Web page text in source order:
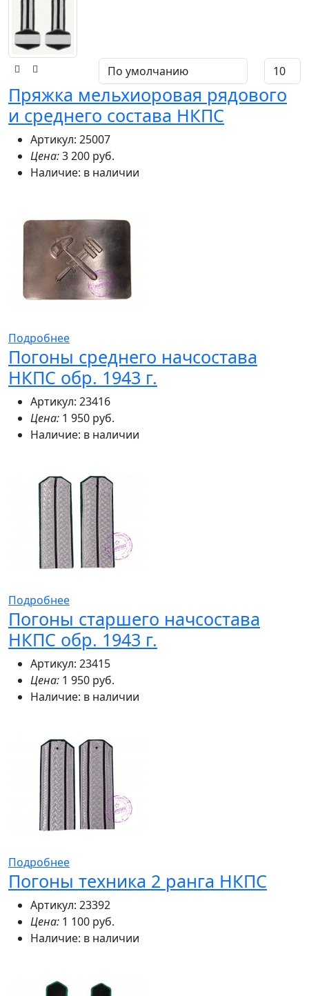
Пряжка мельхиоровая рядового
и среднего состава НКПС
Артикул: 25007
Цена:3 200 руб.
Наличие: в наличии
Подробнее
Погоны среднего начсостава
НКПС обр. 1943 г.
Артикул: 23416
Цена: 1 950 руб.
Наличие: в наличии
Подробнее
Погоны старшего начсостава
НКПС обр. 1943 г.
Артикул: 23415
Цена: 1 950 руб.
Наличие: в наличии
Подробнее
Погоны техника 2 ранга НКПС
Артикул: 23392
Цена: 1 100 руб.
Наличие: в наличии